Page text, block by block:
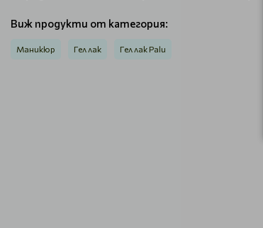
Виж продукти от категория:
Маникюр Гел лак Гел лак Palu